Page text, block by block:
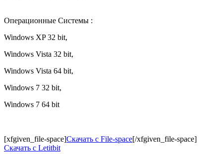
Операционные Системы :
Windows XP 32 bit,
Windows Vista 32 bit,
Windows Vista 64 bit,
Windows 7 32 bit,
Windows 7 64 bit
[xfgiven_file-space]Скачать с File-space[/xfgiven_file-space]
Скачать c Letitbit